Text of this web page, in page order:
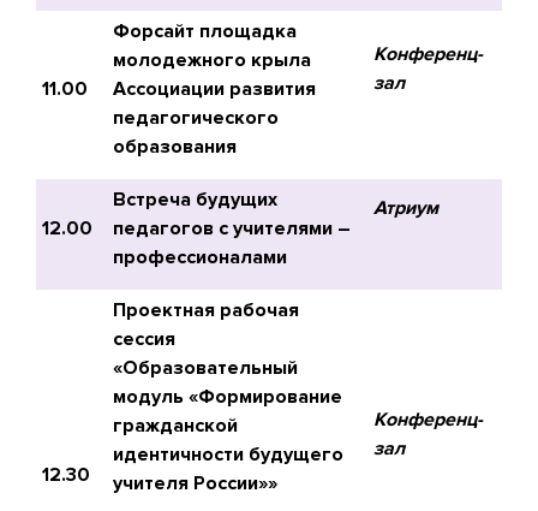
11.00
Форсайт площадка
молодежного крыла
Ассоциации развития
педагогического
образования
Конференц-
зал
12.00
Встреча будущих
педагогов с учителями –
профессионалами
Атриум
12.30
Проектная рабочая
сессия
«Образовательный
модуль «Формирование
гражданской
идентичности будущего
учителя России»»
Конференц-
зал